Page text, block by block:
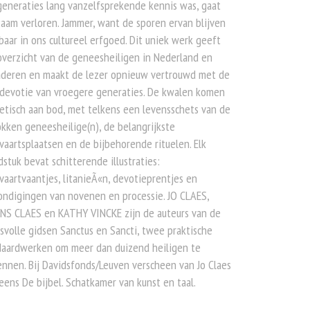
lang vanzelfsprekende kennis was, gaat
verloren. Jammer, want de sporen ervan blijven
in ons cultureel erfgoed. Dit uniek werk geeft
van de geneesheiligen in Nederland en
en maakt de lezer opnieuw vertrouwd met de
van vroegere generaties. De kwalen komen
aan bod, met telkens een levensschets van de
geneesheilige(n), de belangrijkste
en de bijbehorende rituelen. Elk
bevat schitterende illustraties:
litanieÃ«n, devotieprentjes en
van novenen en processie. JO CLAES,
CLAES en KATHY VINCKE zijn de auteurs van de
gidsen Sanctus en Sancti, twee praktische
om meer dan duizend heiligen te
Bij Davidsfonds/Leuven verscheen van Jo Claes
De bijbel. Schatkamer van kunst en taal.